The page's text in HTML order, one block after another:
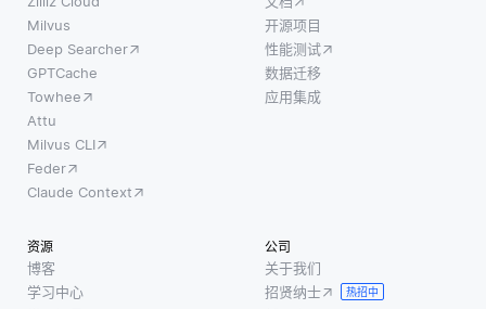
Milvus
Deep Searcher
GPTCache
Towhee
Attu
Milvus CLI
Feder
Claude Context
开源项目
性能测试
数据迁移
应用集成
资源
博客
学习中心
公司
关于我们
招贤纳士
热招中